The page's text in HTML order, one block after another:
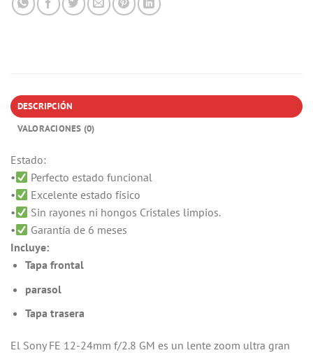
DESCRIPCIÓN
VALORACIONES (0)
Estado:
•
Perfecto estado funcional
•
Excelente estado físico
•
Sin rayones ni hongos Cristales limpios.
•
Garantía de 6 meses
Incluye:
Tapa frontal
parasol
Tapa trasera
El Sony FE 12-24mm f/2.8 GM es un lente zoom ultra gran